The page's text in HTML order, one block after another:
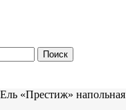
Поиск
Ель «Престиж» напольная